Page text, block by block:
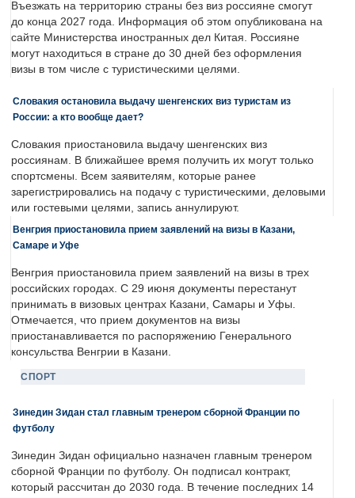
Въезжать на территорию страны без виз россияне смогут
до конца 2027 года. Информация об этом опубликована на
сайте Министерства иностранных дел Китая. Россияне
могут находиться в стране до 30 дней без оформления
визы в том числе с туристическими целями.
Словакия остановила выдачу шенгенских виз туристам из
России: а кто вообще дает?
Словакия приостановила выдачу шенгенских виз
россиянам. В ближайшее время получить их могут только
спортсмены. Всем заявителям, которые ранее
зарегистрировались на подачу с туристическими, деловыми
или гостевыми целями, запись аннулируют.
Венгрия приостановила прием заявлений на визы в Казани,
Самаре и Уфе
Венгрия приостановила прием заявлений на визы в трех
российских городах. С 29 июня документы перестанут
принимать в визовых центрах Казани, Самары и Уфы.
Отмечается, что прием документов на визы
приостанавливается по распоряжению Генерального
консульства Венгрии в Казани.
СПОРТ
Зинедин Зидан стал главным тренером сборной Франции по
футболу
Зинедин Зидан официально назначен главным тренером
сборной Франции по футболу. Он подписал контракт,
который рассчитан до 2030 года. В течение последних 14